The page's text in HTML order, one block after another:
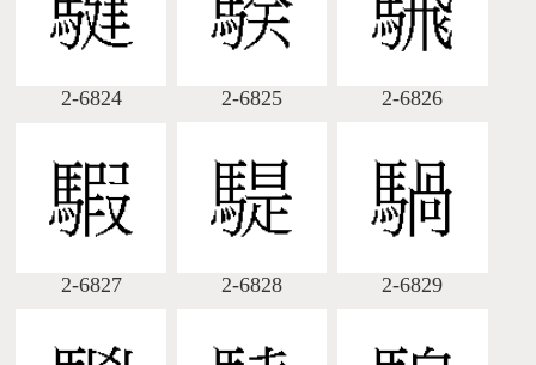
2-6824 2-6825 2-6826
2-6827 2-6828 2-6829